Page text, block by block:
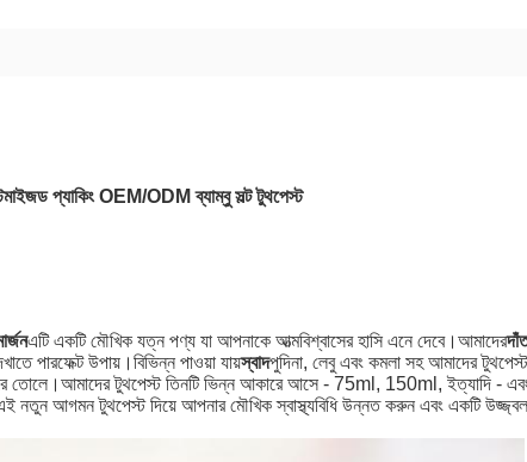
প্যাকিং OEM/ODM ব্যাম্বু সল্ট টুথপেস্ট
এটি একটি মৌখিক যত্ন পণ্য যা আপনাকে আত্মবিশ্বাসের হাসি এনে দেবে।আমাদের
পারফেক্ট উপায়।বিভিন্ন পাওয়া যায়স্বাদপুদিনা, লেবু এবং কমলা সহ আমাদের
তোলে।আমাদের টুথপেস্ট তিনটি ভিন্ন আকারে আসে - 75ml, 150ml, ইত্যাদি -
নতুন আগমন টুথপেস্ট দিয়ে আপনার মৌখিক স্বাস্থ্যবিধি উন্নত করুন এবং একটি